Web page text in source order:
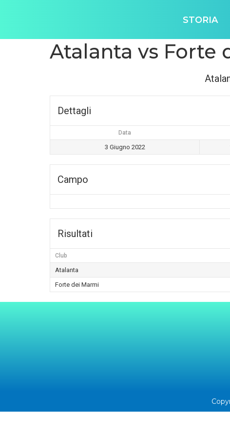
STORIA
Atalanta vs Forte
Dettagli
Data
3 Giugno 2022
Campo
Risultati
Club
Atalanta
Forte dei Marmi